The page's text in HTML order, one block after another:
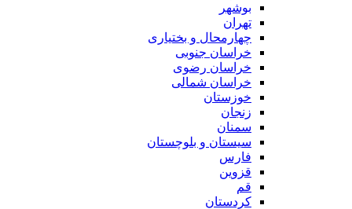
بوشهر
تهران
چهارمحال و بختیاری
خراسان جنوبی
خراسان رضوی
خراسان شمالی
خوزستان
زنجان
سمنان
سیستان و بلوچستان
فارس
قزوین
قم
کردستان